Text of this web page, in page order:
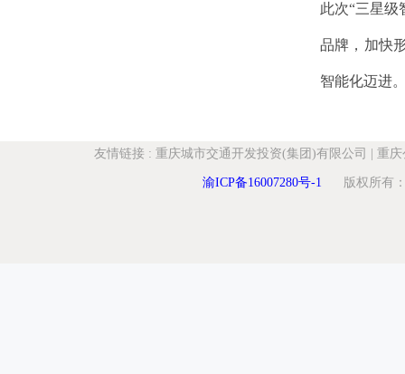
此次“三星级
品牌，加快
智能化迈进
友情链接 : 重庆城市交通开发投资(集团)有限公司 重庆
渝ICP备16007280号-1 版权所有：